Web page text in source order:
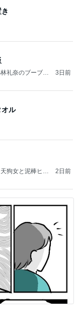
礼奈のブーブー
3日前
オル
狗女と泥棒ヒゲ
2日前